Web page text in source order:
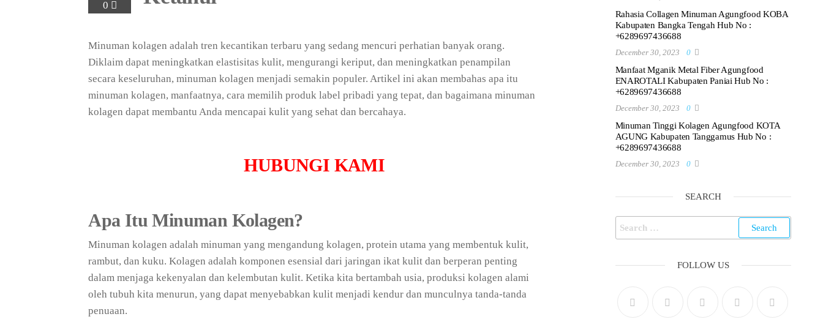
0
Minuman kolagen adalah tren kecantikan terbaru yang sedang mencuri perhatian banyak orang.
Diklaim dapat meningkatkan elastisitas kulit, mengurangi keriput, dan meningkatkan penampilan
secara keseluruhan, minuman kolagen menjadi semakin populer. Artikel ini akan membahas apa itu
minuman kolagen, manfaatnya, cara memilih produk label pribadi yang tepat, dan bagaimana minuman
kolagen dapat membantu Anda mencapai kulit yang sehat dan bercahaya.
HUBUNGI KAMI
Apa Itu Minuman Kolagen?
Minuman kolagen adalah minuman yang mengandung kolagen, protein utama yang membentuk kulit,
rambut, dan kuku. Kolagen adalah komponen esensial dari jaringan ikat kulit dan berperan penting
dalam menjaga kekenyalan dan kelembutan kulit. Ketika kita bertambah usia, produksi kolagen alami
oleh tubuh kita menurun, yang dapat menyebabkan kulit menjadi kendur dan munculnya tanda-tanda
penuaan.
Rahasia Collagen Minuman Agungfood KOBA
Kabupaten Bangka Tengah Hub No :
+6289697436688
December 30, 2023 0
Manfaat Mganik Metal Fiber Agungfood
ENAROTALI Kabupaten Paniai Hub No :
+6289697436688
December 30, 2023 0
Minuman Tinggi Kolagen Agungfood KOTA
AGUNG Kabupaten Tanggamus Hub No :
+6289697436688
December 30, 2023 0
SEARCH
Search
for:
FOLLOW US